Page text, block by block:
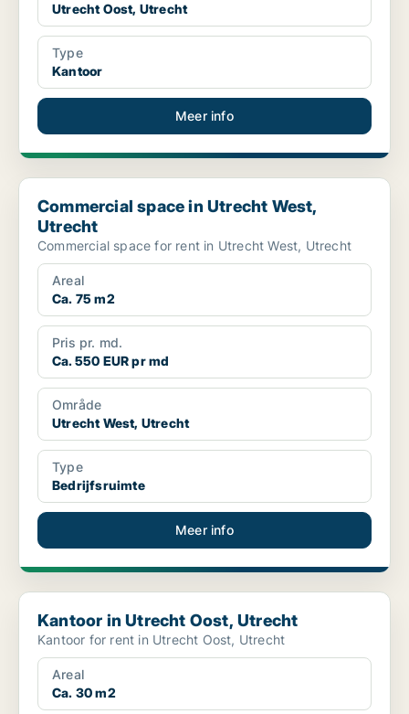
Utrecht Oost, Utrecht
Type
Kantoor
Meer info
Commercial space in Utrecht West, Utrecht
Commercial space in Utrecht West,
Utrecht
Commercial space for rent in Utrecht West, Utrecht
Areal
Ca. 75 m2
Pris pr. md.
Ca. 550 EUR pr md
Område
Utrecht West, Utrecht
Type
Bedrijfsruimte
Meer info
Kantoor in Utrecht Oost, Utrecht
Kantoor in Utrecht Oost, Utrecht
Kantoor for rent in Utrecht Oost, Utrecht
Areal
Ca. 30 m2